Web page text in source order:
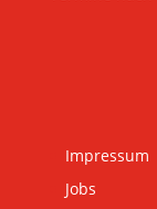
Impressum
Jobs